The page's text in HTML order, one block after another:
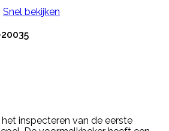
Snel bekijken
inspecteren van de eerste